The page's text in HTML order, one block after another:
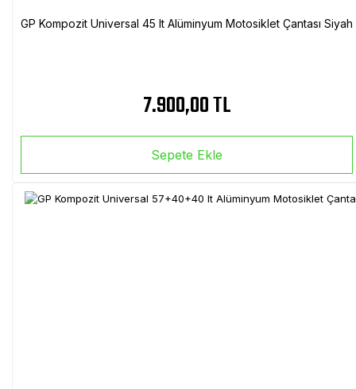
GP Kompozit Universal 45 lt Alüminyum Motosiklet Çantası Siyah
7.900,00 TL
Sepete Ekle